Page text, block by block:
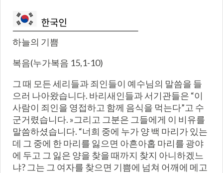
하늘의 기쁨
복음(누가복음 15,1-10)
그 때 모든 세리들과 죄인들이 예수님의 말씀을 들
으러 나아왔습니다. 바리새인들과 서기관들은 “이
사람이 죄인을 영접하고 함께 음식을 먹는다”고 수
군거렸습니다. »그리고 그분은 그들에게 이 비유를
말씀하셨습니다. “너희 중에 누가 양 백 마리가 있는
데 그 중에 한 마리를 잃으면 아흔아홉 마리를 광야
에 두고 그 잃은 양을 찾을 때까지 찾지 아니하겠느
냐? 그는 그 여자를 찾으면 기쁨에 넘쳐 어깨에 메고